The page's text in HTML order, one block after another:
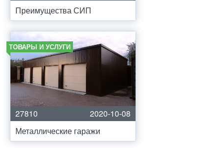
Преимущества СИП
ТОВАРЫ И УСЛУГИ
27810
2020-10-08
Металлические гаражи